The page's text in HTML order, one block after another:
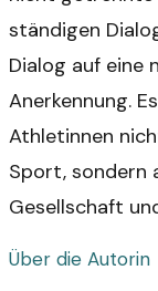
ständigen
Dialog auf eine
Anerkennung.
Athletinnen
Sport, sondern
Gesellschaft
Über die Autorin